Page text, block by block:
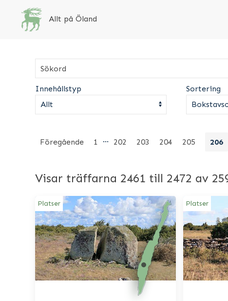
Allt på Öland
Innehållstyp Sortering
Föregående 1 … 202 203 204 205 206
Visar träffarna 2461 till 2472 av
Platser Platser